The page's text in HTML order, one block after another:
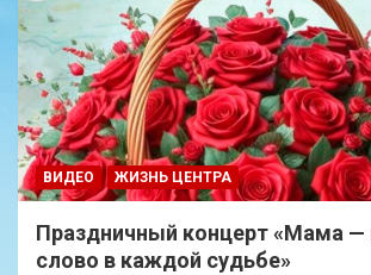
ВИДЕО ЖИЗНЬ ЦЕНТРА
Праздничный концерт «Мама —
слово в каждой судьбе»